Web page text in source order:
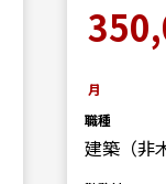
月
職種
建築（非